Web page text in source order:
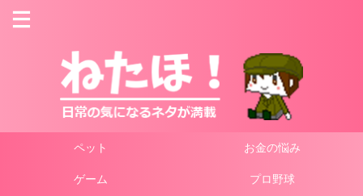
ペット お金の悩み
ゲーム プロ野球